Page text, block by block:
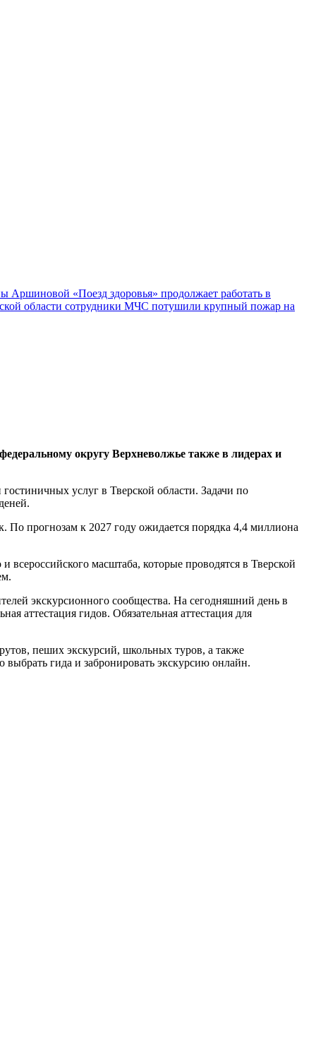
Аршиновой «Поезд здоровья» продолжает работать в
области сотрудники МЧС потушили крупный пожар на
округу Верхневолжье также в лидерах и
услуг в Тверской области. Задачи по
По прогнозам к 2027 году ожидается порядка 4,4 миллиона
всероссийского масштаба, которые проводятся в Тверской
экскурсионного сообщества. На сегодняшний день в
аттестация гидов. Обязательная аттестация для
пеших экскурсий, школьных туров, а также
гида и забронировать экскурсию онлайн.